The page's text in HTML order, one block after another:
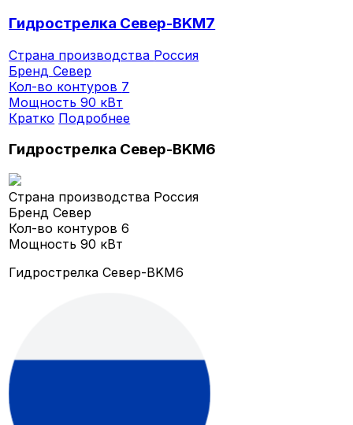
Гидрострелка Север-BKМ7
Страна производства Россия
БрендСевер
Кол-во контуров 7
Мощность90 кВт
Кратко Подробнее
Гидрострелка Север-BKМ6
Страна производства Россия
БрендСевер
Кол-во контуров6
Мощность90 кВт
Гидрострелка Север-BKМ6